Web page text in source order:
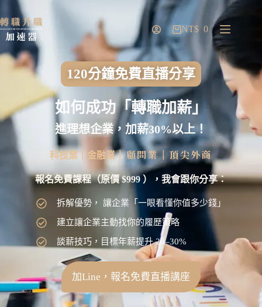
NT$ 0
120分鐘免費直播分享
如何成功「轉職加薪」
進理想企業，加薪30%以上！
科技業｜金融業｜顧問業 ｜頂尖外商
報名免費課程（原價 $999 ），我會跟你分享：
拆解優勢， 讓企業「一眼看懂你值多少錢」
建立讓企業主動找你的履歷策略
談薪技巧，目標年薪提升 20–30%
加Line，報名免費直播講座